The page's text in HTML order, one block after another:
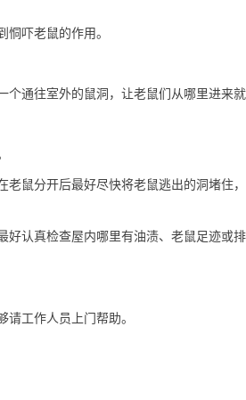
吓老鼠的作用。
通往室外的鼠洞，让老鼠们从哪里进来就
鼠分开后最好尽快将老鼠逃出的洞堵住
认真检查屋内哪里有油渍、老鼠足迹或
工作人员上门帮助。